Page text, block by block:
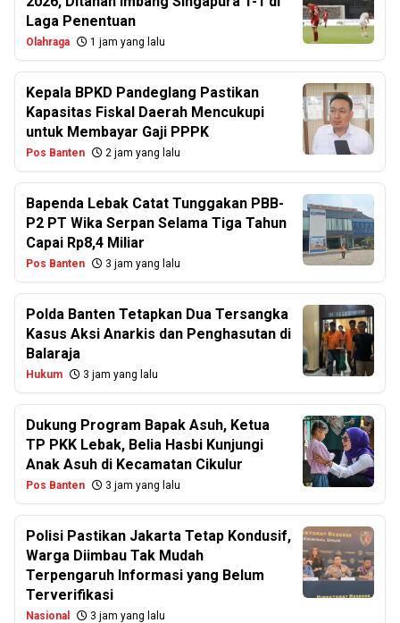
Laga Penentuan
Olahraga 1 jam yang lalu
Kepala BPKD Pandeglang Pastikan
Kapasitas Fiskal Daerah Mencukupi
untuk Membayar Gaji PPPK
Pos Banten 2 jam yang lalu
Bapenda Lebak Catat Tunggakan PBB-
P2 PT Wika Serpan Selama Tiga Tahun
Capai Rp8,4 Miliar
Pos Banten 3 jam yang lalu
Polda Banten Tetapkan Dua Tersangka
Kasus Aksi Anarkis dan Penghasutan di
Balaraja
Hukum 3 jam yang lalu
Dukung Program Bapak Asuh, Ketua
TP PKK Lebak, Belia Hasbi Kunjungi
Anak Asuh di Kecamatan Cikulur
Pos Banten 3 jam yang lalu
Polisi Pastikan Jakarta Tetap Kondusif,
Warga Diimbau Tak Mudah
Terpengaruh Informasi yang Belum
Terverifikasi
Nasional 3 jam yang lalu